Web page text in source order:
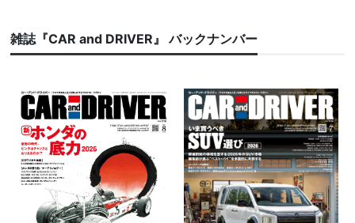
雑誌『CAR and DRIVER』 バックナンバー